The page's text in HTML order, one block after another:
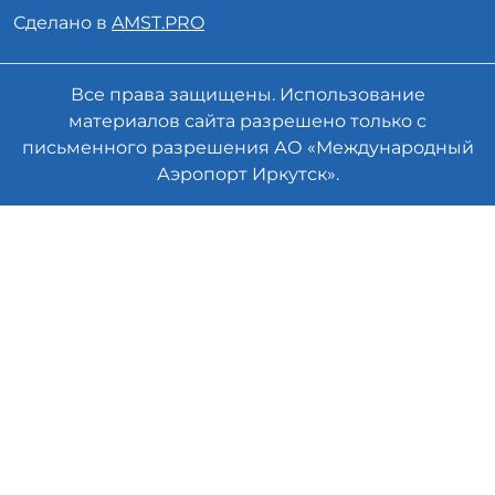
Сделано в AMST.PRO
Все права защищены. Использование
материалов сайта разрешено только с
письменного разрешения АО «Международный
Аэропорт Иркутск».